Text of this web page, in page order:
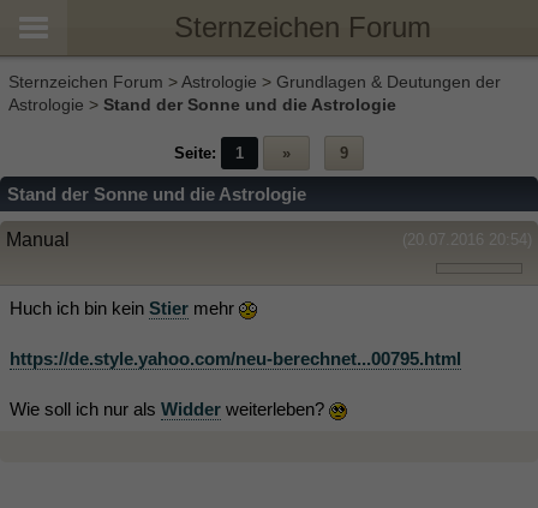
Sternzeichen Forum
Sternzeichen Forum >Astrologie > Grundlagen & Deutungen der
Astrologie > Stand der Sonne und die Astrologie
Seite: 1 » 9
Stand der Sonne und die Astrologie
(20.07.2016 20:54)
Manual
Huch ich bin kein Stier mehr
https://de.style.yahoo.com/neu-berechnet...00795.html
Wie soll ich nur als Widder weiterleben?